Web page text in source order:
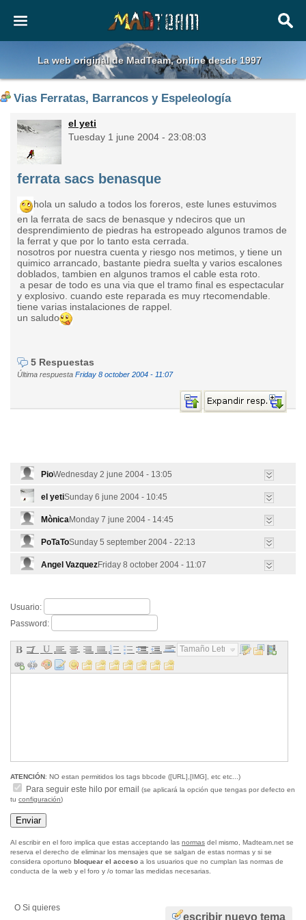
La web original de MadTeam, online desde 1997
Vias Ferratas, Barrancos y Espeleología
el yeti
Tuesday 1 june 2004 - 23:08:03
ferrata sacs benasque
hola un saludo a todos los foreros, este lunes estuvimos
en la ferrata de sacs de benasque y ndeciros que un
desprendimiento de piedras ha estropeado algunos tramos de
la ferrat y que por lo tanto esta cerrada.
nosotros por nuestra cuenta y riesgo nos metimos, y tiene un
quimico arrancado, bastante piedra suelta y varios escalones
doblados, tambien en algunos tramos el cable esta roto.
a pesar de todo es una via que el tramo final es espectacular
y explosivo. cuando este reparada es muy rtecomendable.
tiene varias instalaciones de rappel.
un saludo
5 Respuestas
Última respuesta Friday 8 october 2004 - 11:07
PioWednesday 2 june 2004 - 13:05
el yetiSunday 6 june 2004 - 10:45
MònicaMonday 7 june 2004 - 14:45
PoTaToSunday 5 september 2004 - 22:13
Angel VazquezFriday 8 october 2004 - 11:07
Usuario:
Password:
Tamaño Letra...
ATENCIÓN: NO estan permitidos los tags bbcode ([URL],[IMG], etc etc...)
Para seguir este hilo por email
(se aplicará la opción que tengas por defecto en
tu configuración)
Al escribir en el foro implica que estas acceptando las normas del mismo, Madteam.net se
reserva el derecho de eliminar los mensajes que se salgan de estas normas y si se
considera oportuno bloquear el acceso a los usuarios que no cumplan las normas de
conducta de la web y el foro y /o tomar las medidas necesarias.
escribir nuevo tema
O Si quieres